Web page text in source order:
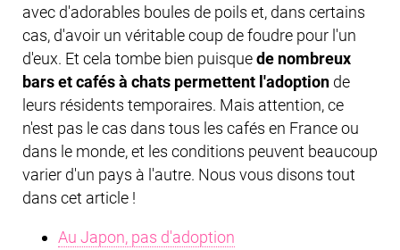
avec d'adorables boules de poils et, dans certains
cas, d'avoir un véritable coup de foudre pour l'un
d'eux. Et cela tombe bien puisquede nombreux
bars et cafés à chats permettent l'adoption de
leurs résidents temporaires. Mais attention, ce
n'est pas le cas dans tous les cafés en France ou
dans le monde, et les conditions peuvent beaucoup
varier d'un pays à l'autre. Nous vous disons tout
dans cet article !
Au Japon, pas d'adoption